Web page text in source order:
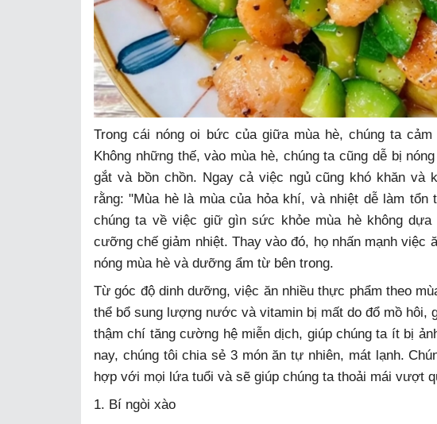
Trong cái nóng oi bức của giữa mùa hè, chúng ta
Không những thế, vào mùa hè, chúng ta cũng dễ bị
gắt và bồn chồn. Ngay cả việc ngủ cũng khó khăn và
rằng: "Mùa hè là mùa của hỏa khí, và nhiệt dễ làm
chúng ta về việc giữ gìn sức khỏe mùa hè không
cưỡng chế giảm nhiệt. Thay vào đó, họ nhấn mạnh việc
nóng mùa hè và dưỡng ẩm từ bên trong.
Từ góc độ dinh dưỡng, việc ăn nhiều thực phẩm theo
thể bổ sung lượng nước và vitamin bị mất do đổ mồ hôi,
thậm chí tăng cường hệ miễn dịch, giúp chúng ta ít bị
nay, chúng tôi chia sẻ 3 món ăn tự nhiên, mát lạnh.
hợp với mọi lứa tuổi và sẽ giúp chúng ta thoải mái vượt
1. Bí ngòi xào